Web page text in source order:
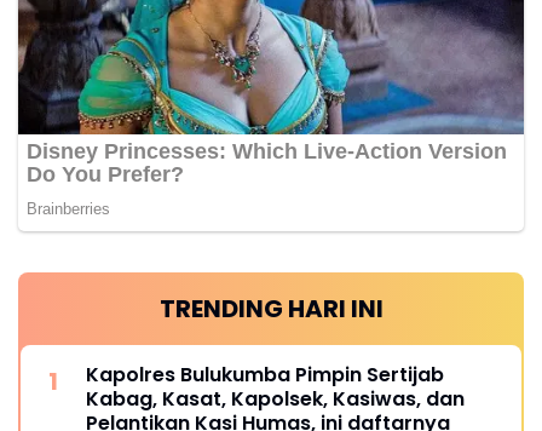
TRENDING HARI INI
Kapolres Bulukumba Pimpin Sertijab
Kabag, Kasat, Kapolsek, Kasiwas, dan
Pelantikan Kasi Humas, ini daftarnya